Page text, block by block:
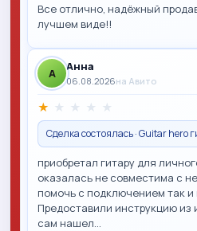
Все отлично, надёжный
лучшем виде!!
A Анна
06.08.2026на Авито
★ ★ ★ ★ ★
Сделка состоялась · Guitar hero
приобретал гитару для
оказалась не совместима с
помочь с подключением так и
Предоставили инструкцию из
сам нашел…